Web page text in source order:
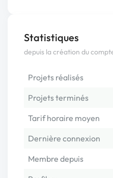
Statistiques
depuis la création du
Projets réalisés
Projets terminés
Tarif horaire moyen
Dernière connexion
Membre depuis